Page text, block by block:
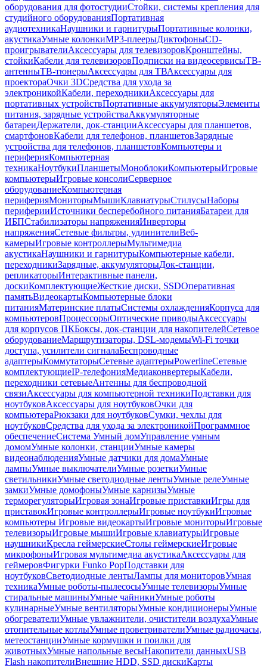
оборудования для фотостудииСтойки, системы крепления для
студийного оборудованияПортативная
аудиотехникаНаушники и гарнитурыПортативные колонки,
акустикаУмные колонкиMP3-плеерыДиктофоныCD-
проигрывателиАксессуары для телевизоровКронштейны,
стойкиКабели для телевизоровПодписки на видеосервисыТВ-
антенныТВ-тюнерыАксессуары для ТВАксессуары для
проектораОчки 3DСредства для ухода за
электроникойКабели, переходникиАксессуары для
портативных устройствПортативные аккумуляторыЭлементы
питания, зарядные устройстваАккумуляторные
батареиДержатели, док-станцииАксессуары для планшетов,
смартфоновКабели для телефонов, планшетовЗарядные
устройства для телефонов, планшетовКомпьютеры и
периферияКомпьютерная
техникаНоутбукиПланшетыМоноблокиКомпьютерыИгровые
компьютерыИгровые консолиСерверное
оборудованиеКомпьютерная
периферияМониторыМышиКлавиатурыСтилусыНаборы
периферииИсточники бесперебойного питанияБатареи для
ИБПСтабилизаторы напряженияИнверторы
напряженияСетевые фильтры, удлинителиВеб-
камерыИгровые контроллерыМультимедиа
акустикаНаушники и гарнитурыКомпьютерные кабели,
переходникиЗарядные, аккумуляторыДок-станции,
репликаторыИнтерактивные панели,
доскиКомплектующиеЖесткие диски, SSDОперативная
памятьВидеокартыКомпьютерные блоки
питанияМатеринские платыСистемы охлажденияКорпуса для
компьютеровПроцессорыОптические приводыАксессуары
для корпусов ПКБоксы, док-станции для накопителейСетевое
оборудованиеМаршрутизаторы, DSL-модемыWi-Fi точки
доступа, усилители сигналаБеспроводные
адаптерыКоммутаторыСетевые адаптерыPowerlineСетевые
комплектующиеIP-телефонияМедиаконвертерыКабели,
переходники сетевыеАнтенны для беспроводной
связиАксессуары для компьютерной техникиПодставки для
ноутбуковАксессуары для ноутбуковОчки для
компьютераРюкзаки для ноутбуковСумки, чехлы для
ноутбуковСредства для ухода за электроникойПрограммное
обеспечениеСистема Умный домУправление умным
домомУмные колонки, станцииУмные камеры
видеонаблюденияУмные датчики для домаУмные
лампыУмные выключателиУмные розеткиУмные
светильникиУмные светодиодные лентыУмные релеУмные
замкиУмные домофоныУмные карнизыУмные
терморегуляторыИгровая зонаИгровые приставкиИгры для
приставокИгровые контроллерыИгровые ноутбукиИгровые
компьютеры Игровые видеокартыИгровые мониторыИгровые
телевизорыИгровые мышиИгровые клавиатурыИгровые
наушникиКресла геймерскиеСтолы геймерскиеИгровые
микрофоныИгровая мультимедиа акустикаАксессуары для
геймеровФигурки Funko PopПодставки для
ноутбуковСветодиодные лентыЛампы для мониторовУмная
техникаУмные роботы-пылесосыУмные телевизорыУмные
стиральные машиныУмные чайникиУмные роботы
кулинарныеУмные вентиляторыУмные кондиционерыУмные
обогревателиУмные увлажнители, очистители воздухаУмные
отопительные котлыУмные проветривателиУмные радиочасы,
метеостанцииУмные кормушки и поилки для
животныхУмные напольные весыНакопители данныхUSB
Flash накопителиВнешние HDD, SSD дискиКарты